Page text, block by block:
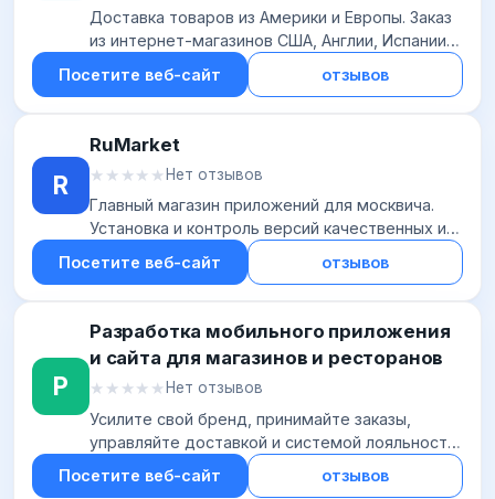
Доставка товаров из Америки и Европы. Заказ
из интернет-магазинов США, Англии, Испании,
Посетите веб-сайт отзывов
R
RuMarket
★★★★★
★★★★★ Нет отзывов
Главный магазин приложений для москвича.
Установка и контроль версий качественных и
проверенных приложений
Посетите веб-сайт отзывов
Р
Разработка мобильного приложения
и сайта для магазинов и ресторанов
★★★★★
★★★★★ Нет отзывов
Усилите свой бренд, принимайте заказы,
управляйте доставкой и системой лояльности,
а также подключайте интеграции - все
инструменты будут в одной платформе
Посетите веб-сайт отзывов